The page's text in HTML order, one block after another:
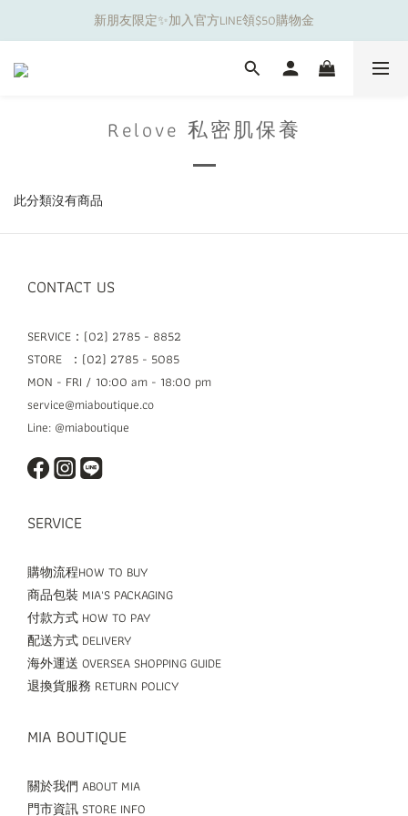
夏日舒適無痕｜3件$1199自由配專區
新朋友限定✨加入官方LINE領$50購物金
夏日舒適無痕｜3件$1199自由配專區
Relove 私密肌保養
此分類沒有商品
CONTACT US
SERVICE：(02) 2785 - 8852
STORE ：(02) 2785 - 5085
MON - FRI / 10:00 am - 18:00 pm
service@miaboutique.co
Line: @miaboutique
SERVICE
購物流程HOW TO BUY
商品包裝 MIA'S PACKAGING
付款方式 HOW TO PAY
配送方式 DELIVERY
海外運送 OVERSEA SHOPPING GUIDE
退換貨服務 RETURN POLICY
MIA BOUTIQUE
關於我們 ABOUT MIA
門市資訊 STORE INFO